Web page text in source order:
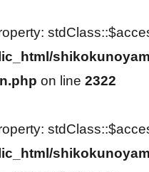
on line 2322